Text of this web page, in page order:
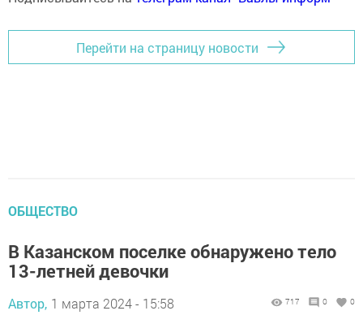
Перейти на страницу новости
ОБЩЕСТВО
В Казанском поселке обнаружено тело
13-летней девочки
Автор, 1 марта 2024 - 15:58 717 0 0